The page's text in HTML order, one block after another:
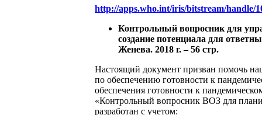
http://apps.who.int/iris/bitstream/handle/
Контрольный вопросник для
создание потенциала для
Женева. 2018 г. – 56 стр.
Настоящий документ призван помочь
по обеспечению готовности к
обеспечения готовности к
«Контрольный вопросник ВОЗ для
разработан с учетом: